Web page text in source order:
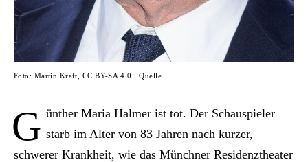
Foto: Martin Kraft, CC BY-SA 4.0 ·Quelle
G ünther Maria Halmer ist tot. Der Schauspieler
starb im Alter von 83 Jahren nach kurzer,
schwerer Krankheit, wie das Münchner Residenztheater